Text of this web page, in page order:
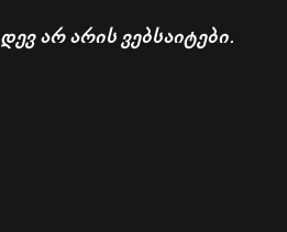
არ არის ვებსაიტები.